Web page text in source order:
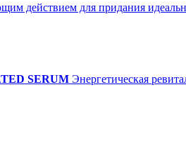
действием для придания
SERUM Энергетическая